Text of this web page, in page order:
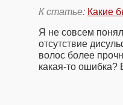
К статье: Какие
Я не совсем
отсутствие
волос более
какая-то